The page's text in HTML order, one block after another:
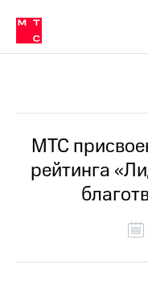
Медиа-центр
и акционерам
Устойчивое развитие
Комплаенс и деловая этика
компании
Карьера
История
компании
Руководство
информация
в МТС
Пресс-
релизы
МТС
о
МТС
рейтинга